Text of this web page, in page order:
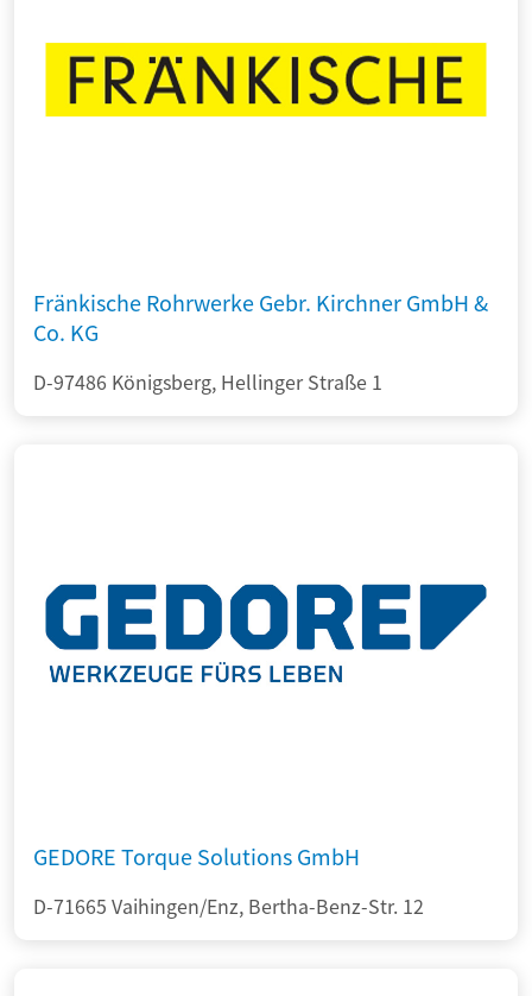
Fränkische Rohrwerke Gebr. Kirchner GmbH &
Co. KG
D-97486 Königsberg, Hellinger Straße 1
GEDORE Torque Solutions GmbH
D-71665 Vaihingen/Enz, Bertha-Benz-Str. 12